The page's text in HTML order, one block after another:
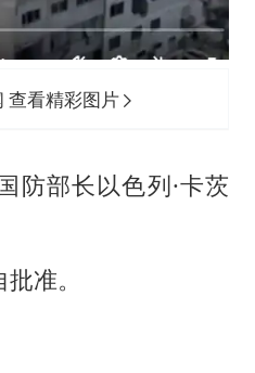
查看精彩图片
防部长以色列·卡茨
准。